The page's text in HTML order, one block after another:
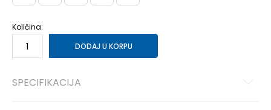
Količina:
DODAJ U KORPU
SPECIFIKACIJA